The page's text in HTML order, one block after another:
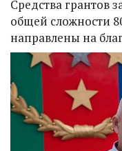
Средства грантов
общей сложности
направлены на